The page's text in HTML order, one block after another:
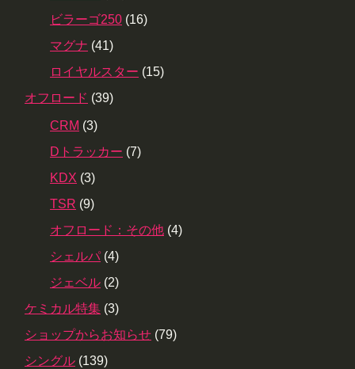
ビラーゴ250 (16)
マグナ (41)
ロイヤルスター (15)
オフロード (39)
CRM (3)
Dトラッカー (7)
KDX (3)
TSR (9)
オフロード：その他 (4)
シェルパ (4)
ジェベル (2)
ケミカル特集 (3)
ショップからお知らせ (79)
シングル (139)